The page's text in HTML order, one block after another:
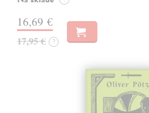
16,69 €
17,95 € ?